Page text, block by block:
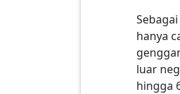
hanya
luar
hingga